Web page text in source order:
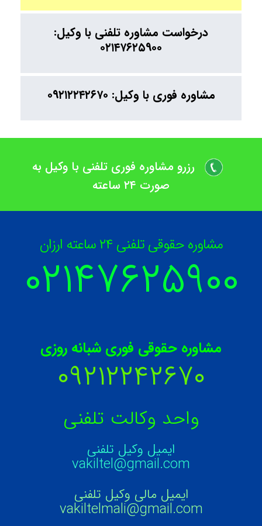
درخواست مشاوره تلفنی با وکیل:
۰۲۱۴۷۶۲۵۹۰۰
مشاوره فوری با وکیل: ۰۹۲۱۲۲۴۲۶۷۰
رزرو مشاوره فوری تلفنی با وکیل به
صورت ۲۴ ساعته
مشاوره حقوقی تلفنی ۲۴ ساعته ارزان
۰۲۱۴۷۶۲۵۹۰۰
مشاوره حقوقی فوری شبانه روزی
۰۹۲۱۲۲۴۲۶۷۰
واحد وکالت تلفنی
ایمیل وکیل تلفنی
vakiltel@gmail.com
ایمیل مالی وکیل تلفنی
vakiltelmali@gmail.com